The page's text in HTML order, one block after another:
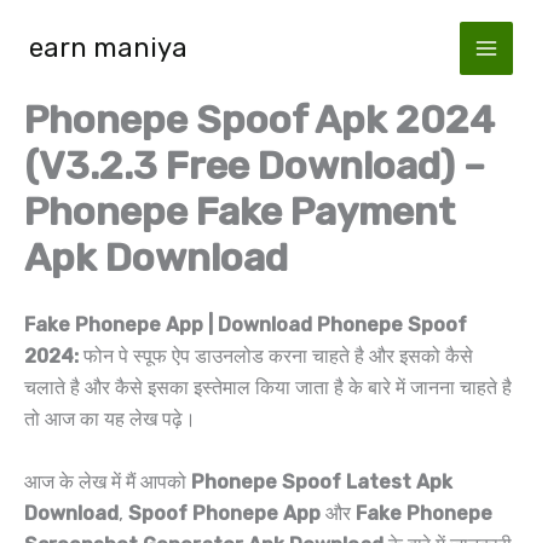
earn maniya
Phonepe Spoof Apk 2024
(V3.2.3 Free Download) –
Phonepe Fake Payment
Apk Download
Fake Phonepe App | Download Phonepe Spoof
2024: फोन पे स्पूफ ऐप डाउनलोड करना चाहते है और इसको कैसे
चलाते है और कैसे इसका इस्तेमाल किया जाता है के बारे में जानना चाहते है
तो आज का यह लेख पढ़े।
आज के लेख में मैं आपको Phonepe Spoof Latest Apk
Download, Spoof Phonepe App और Fake Phonepe